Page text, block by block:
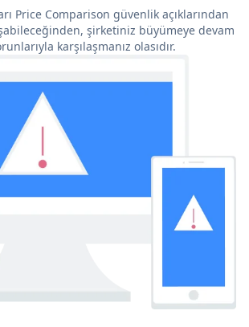
Price Comparison güvenlik açıklarından
şirketiniz büyümeye devam
karşılaşmanız olasıdır.